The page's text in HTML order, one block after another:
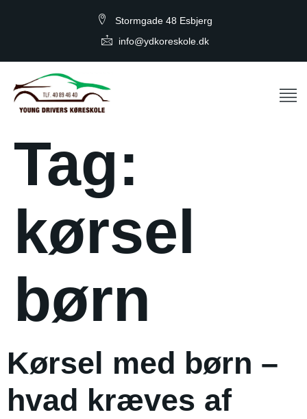
Stormgade 48 Esbjerg
info@ydkoreskole.dk
Tag:
kørsel
børn
Kørsel med børn –
hvad kræves af